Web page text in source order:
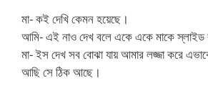
মা- কই দেখি কেমন হয়েছে।
আমি- এই নাও দেখ বলে একে একে মাকে স্লাইড
মা- ইস দেখ সব বোঝা যায় আমার লজ্জা করে
আছি সে ঠিক আছে।